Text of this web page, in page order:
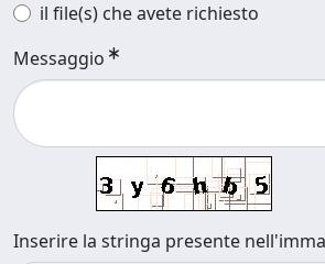
il file(s) che avete richiesto
Messaggio
Inserire la stringa presente